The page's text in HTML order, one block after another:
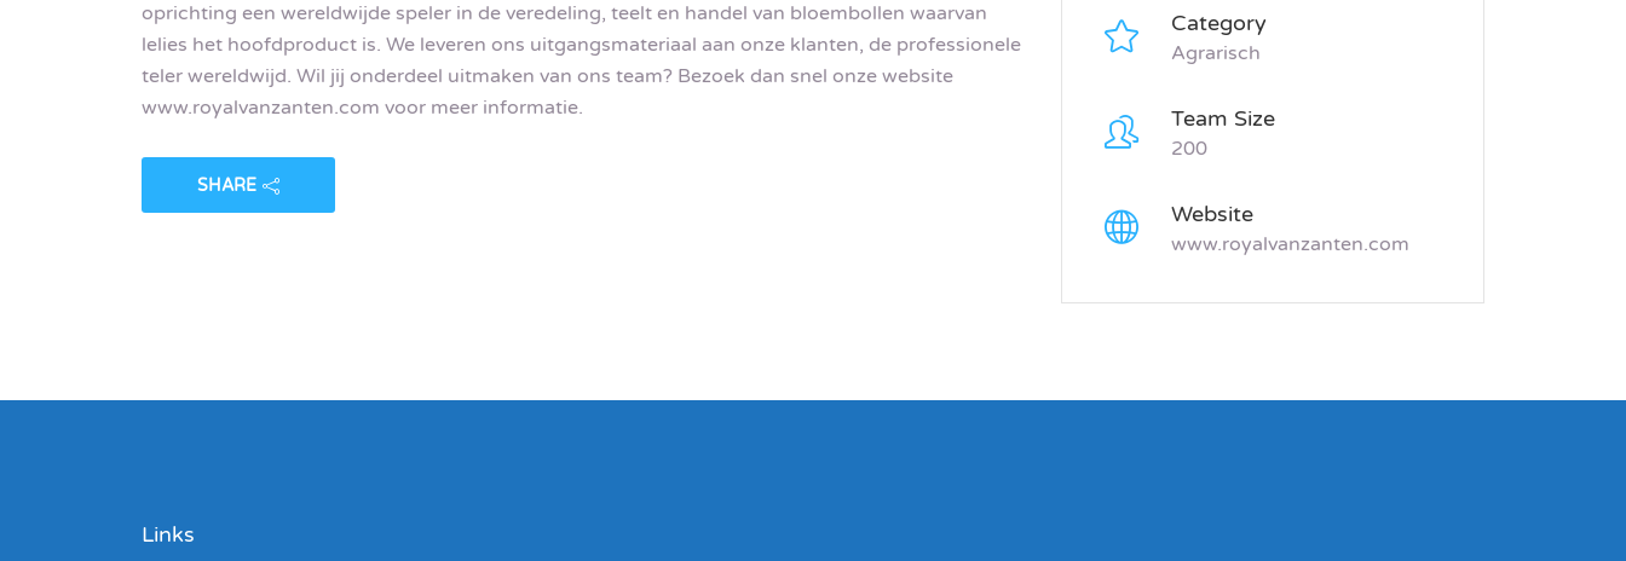
oprichting een wereldwijde speler in de veredeling, teelt en handel van bloembollen waarvan
lelies het hoofdproduct is. We leveren ons uitgangsmateriaal aan onze klanten, de professionele
teler wereldwijd. Wil jij onderdeel uitmaken van ons team? Bezoek dan snel onze website
www.royalvanzanten.com voor meer informatie.
SHARE
Category
Agrarisch
Team Size
200
Website
www.royalvanzanten.com
Links